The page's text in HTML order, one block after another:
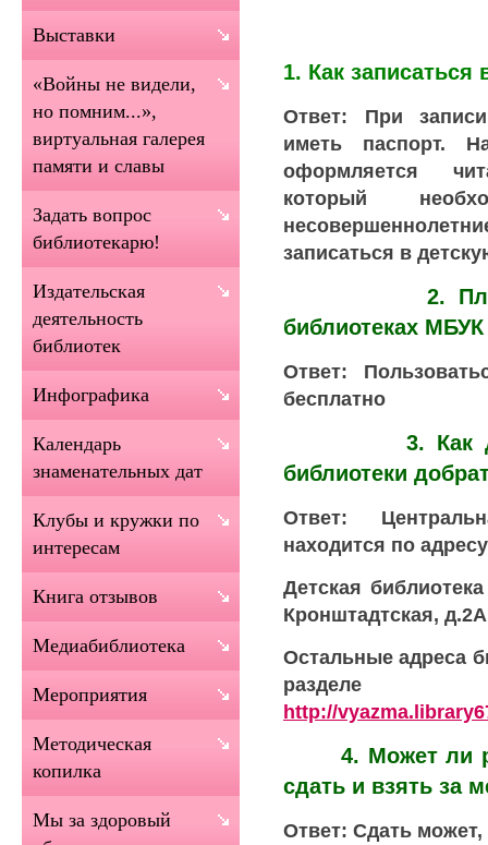
1. Как
Ответ: При
иметь паспорт.
оформляется
который
записаться в
2. Платное
библиотеках
Ответ:
бесплатно
3. Как до
библиотеки
Ответ:
находится по
Детская
Кронштадтская,
Остальные адреса
http://
4. Может ли
сдать и взять за
Ответ: Сдать может,
Выставки
«Войны не видели,
но помним...»,
виртуальная галерея
памяти и славы
Задать вопрос
библиотекарю!
Издательская
деятельность
библиотек
Инфографика
Календарь
знаменательных дат
Клубы и кружки по
интересам
Книга отзывов
Медиабиблиотека
Мероприятия
Методическая
копилка
Мы за здоровый